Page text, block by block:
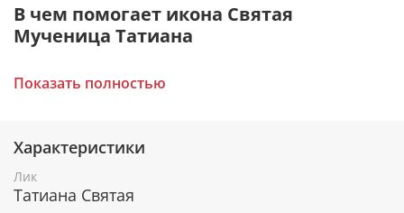
В чем помогает икона Святая
Мученица Татиана
Дает силы пережить сложные жизненные
Покровительница учащихся и всех, кто
стремится к новым знаниям.
Икона уже освящена
Показать полностью
Характеристики
Лик
Татиана Святая